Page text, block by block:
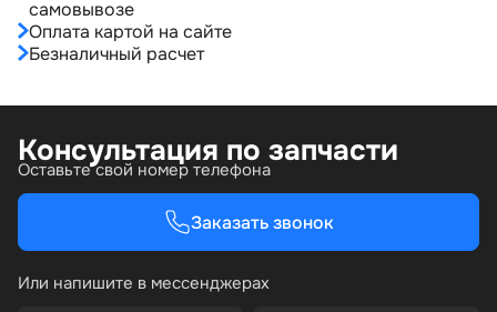
самовывозе
Оплата картой на сайте
Безналичный расчет
Консультация по запчасти
Оставьте свой номер телефона
Заказать звонок
Или напишите в мессенджерах